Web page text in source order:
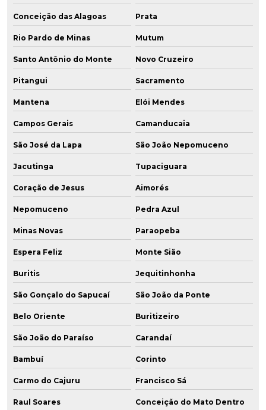
Conceição das Alagoas Prata
Rio Pardo de Minas Mutum
Santo Antônio do Monte Novo Cruzeiro
Pitangui Sacramento
Mantena Elói Mendes
Campos Gerais Camanducaia
São José da Lapa São João Nepomuceno
Jacutinga Tupaciguara
Coração de Jesus Aimorés
Nepomuceno Pedra Azul
Minas Novas Paraopeba
Espera Feliz Monte Sião
Buritis Jequitinhonha
São Gonçalo do Sapucaí São João da Ponte
Belo Oriente Buritizeiro
São João do Paraíso Carandaí
Bambuí Corinto
Carmo do Cajuru Francisco Sá
Raul Soares Conceição do Mato Dentro